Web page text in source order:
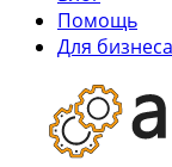
Помощь
Для бизнеса